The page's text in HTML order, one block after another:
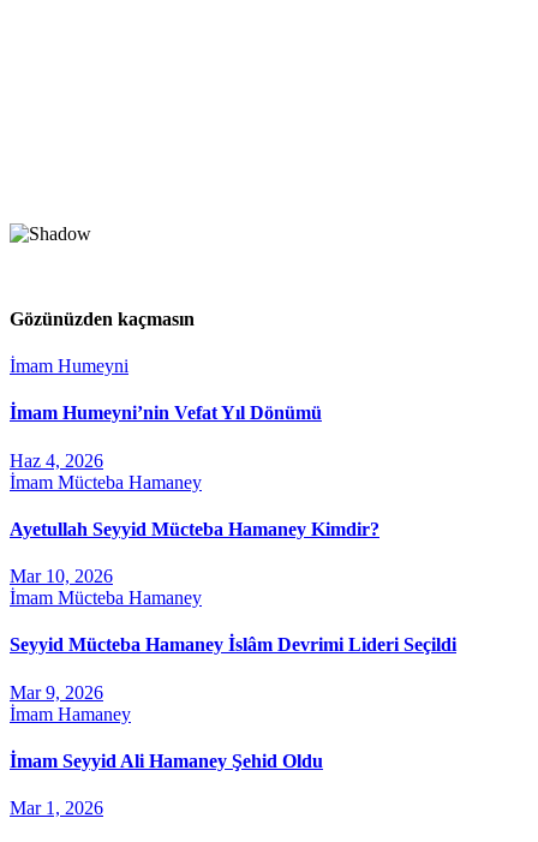
Gözünüzden kaçmasın
İmam Humeyni
İmam Humeyni’nin Vefat Yıl Dönümü
Haz 4, 2026
İmam Mücteba Hamaney
Ayetullah Seyyid Mücteba Hamaney Kimdir?
Mar 10, 2026
İmam Mücteba Hamaney
Seyyid Mücteba Hamaney İslâm Devrimi Lideri Seçildi
Mar 9, 2026
İmam Hamaney
İmam Seyyid Ali Hamaney Şehid Oldu
Mar 1, 2026